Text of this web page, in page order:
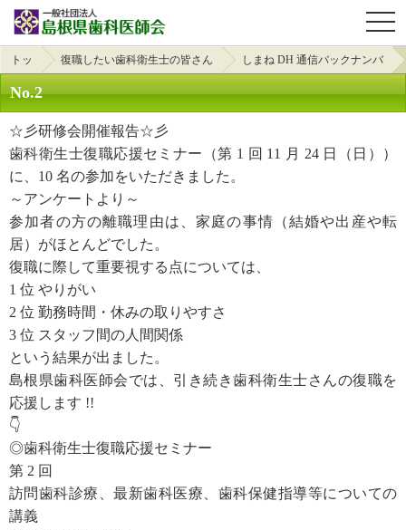
トッ
プ
復職したい歯科衛生士の皆さん
しまね DH 通信バックナンバ
No.2
☆彡研修会開催報告☆彡
歯科衛生士復職応援セミナー（第 1 回 11 月 24 日（日））
に、10 名の参加をいただきました。
～アンケートより～
参加者の方の離職理由は、家庭の事情（結婚や出産や転
居）がほとんどでした。
復職に際して重要視する点については、
1 位 やりがい
2 位 勤務時間・休みの取りやすさ
3 位 スタッフ間の人間関係
という結果が出ました。
島根県歯科医師会では、引き続き歯科衛生士さんの復職を
応援します !!
👇
◎歯科衛生士復職応援セミナー
第 2 回
訪問歯科診療、最新歯科医療、歯科保健指導等についての
講義